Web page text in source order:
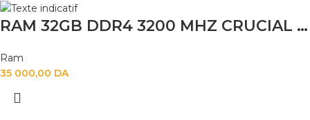
RAM 32GB DDR4 3200 MHZ CRUCIAL LAPTOP NEW
Ram
35 000,00 DA